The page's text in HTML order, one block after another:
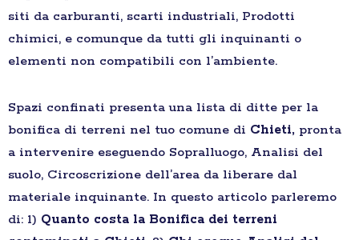
siti da carburanti, scarti industriali, Prodotti
chimici, e comunque da tutti gli inquinanti o
elementi non compatibili con l’ambiente.
Spazi confinati presenta una lista di ditte per la
bonifica di terreni nel tuo comune di Chieti, pronta
a intervenire eseguendo Sopralluogo, Analisi del
suolo, Circoscrizione dell’area da liberare dal
materiale inquinante. In questo articolo parleremo
di: 1) Quanto costa la Bonifica dei terreni